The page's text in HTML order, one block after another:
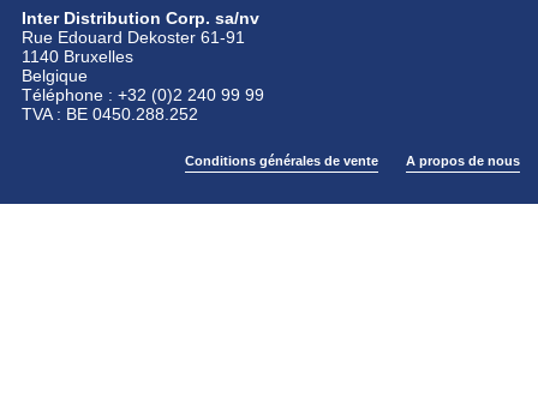
Inter Distribution Corp. sa/nv
Rue Edouard Dekoster 61-91
1140 Bruxelles
Belgique
Téléphone : +32 (0)2 240 99 99
TVA : BE 0450.288.252
Conditions générales de vente A propos de nous